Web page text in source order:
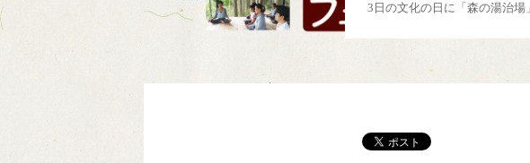
3日の文化の日に「森の湯治